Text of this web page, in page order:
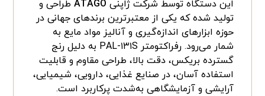
این دستگاه توسط شرکت ژاپنی ATAGO طراحی و
تولید شده که یکی از معتبرترین برندهای جهانی در
حوزه ابزارهای اندازه‌گیری و آنالیز مواد مایع به
شمار می‌رود. رفراکتومتر PAL-۱۳۱S به دلیل رنج
گسترده بریکس، دقت بالا، طراحی مقاوم و قابلیت
استفاده آسان، در صنایع غذایی، دارویی، شیمیایی،
آرایشی و آزمایشگاهی به‌شدت پرکاربرد است.